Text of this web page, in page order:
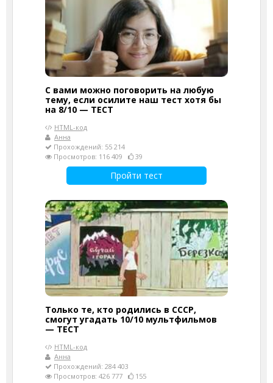
С вами можно поговорить на любую
тему, если осилите наш тест хотя бы
на 8/10 — ТЕСТ
HTML-код
Анна
Прохождений: 55 214
Просмотров: 116 409
39
Пройти тест
Только те, кто родились в СССР,
смогут угадать 10/10 мультфильмов
— ТЕСТ
HTML-код
Анна
Прохождений: 284 403
Просмотров: 426 777
155